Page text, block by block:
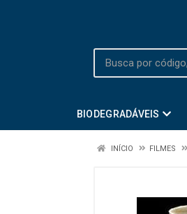
BIODEGRADÁVEIS
INÍCIO FILMES